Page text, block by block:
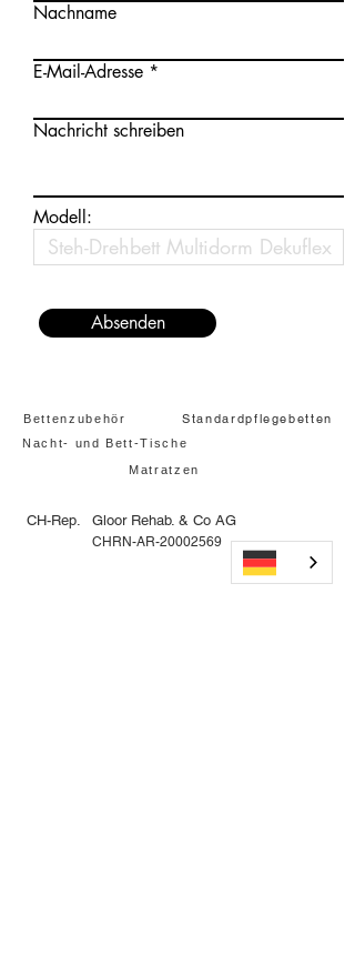
Nachname
E-Mail-Adresse
Nachricht schreiben
Modell:
Absenden
Bettenzubehör Standardpflegebetten
Nacht- und Bett-Tische
Matratzen
CH-Rep. Gloor Rehab. & Co AG
CHRN-AR-20002569